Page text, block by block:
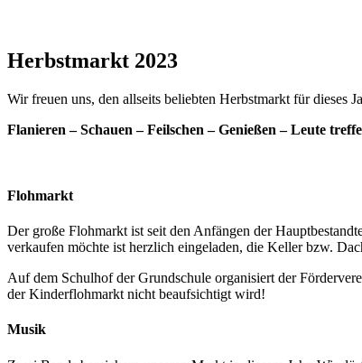
Herbstmarkt 2023
Wir freuen uns, den allseits beliebten Herbstmarkt für dieses
Flanieren – Schauen – Feilschen – Genießen – Leute
Flohmarkt
Der große Flohmarkt ist seit den Anfängen der
verkaufen möchte ist herzlich eingeladen, die Keller bzw.
Auf dem Schulhof der Grundschule organisiert der
der Kinderflohmarkt nicht beaufsichtigt wird!
Musik